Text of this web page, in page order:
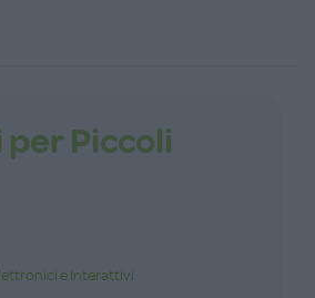
per Piccoli
e Interattivi